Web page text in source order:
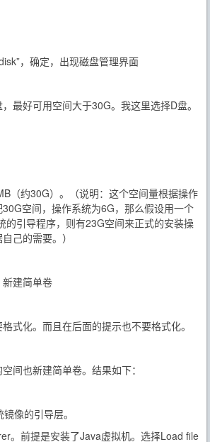
，确定，出现磁盘管理界面
最好可用空间大于30G。我这里选择D盘。
（约30G）。（说明：这个空间量根据操作
空间，操作系统为6G，那么假设用一个
的引导程序，则有23G空间来正式的安装操
己的需要。）
建简单卷
式化。而且在后面的提示也不要格式化。
间也新建简单卷。结果如下：
像的引导层。
。前提是安装了Java虚拟机。选择Load file